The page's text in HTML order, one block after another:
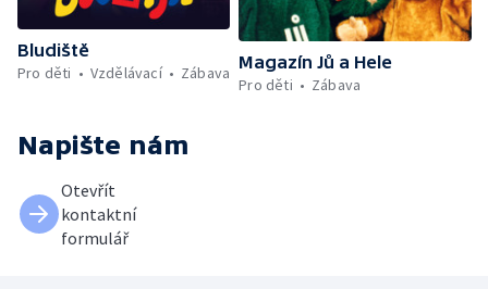
Bludiště
Pro děti
Vzdělávací Zábava
Magazín Jů a Hele
Pro děti
Zábava
Napište nám
Otevřít
kontaktní
formulář